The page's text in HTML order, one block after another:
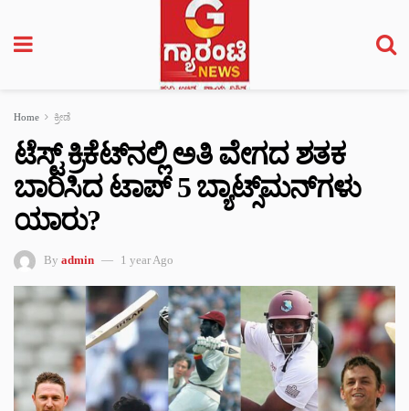
Home ಕ್ರೀಡೆ
ಟೆಸ್ಟ್ ಕ್ರಿಕೆಟ್‌ನಲ್ಲಿ ಅತಿ ವೇಗದ ಶತಕ
ಬಾರಿಸಿದ ಟಾಪ್ 5 ಬ್ಯಾಟ್ಸ್‌ಮನ್‌ಗಳು
ಯಾರು?
By admin 1 year Ago